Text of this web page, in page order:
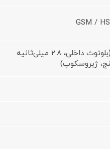
GSM /
قلم استایلوس (بلوتوث داخلی، 2.8 میلی‌ثانیه
ژیروسکوپ)